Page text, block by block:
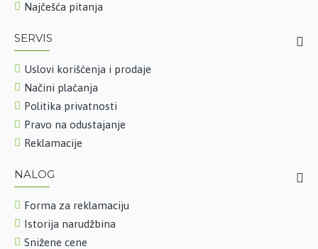
Najčešća pitanja
SERVIS
Uslovi korišćenja i prodaje
Načini plaćanja
Politika privatnosti
Pravo na odustajanje
Reklamacije
NALOG
Forma za reklamaciju
Istorija narudžbina
Snižene cene